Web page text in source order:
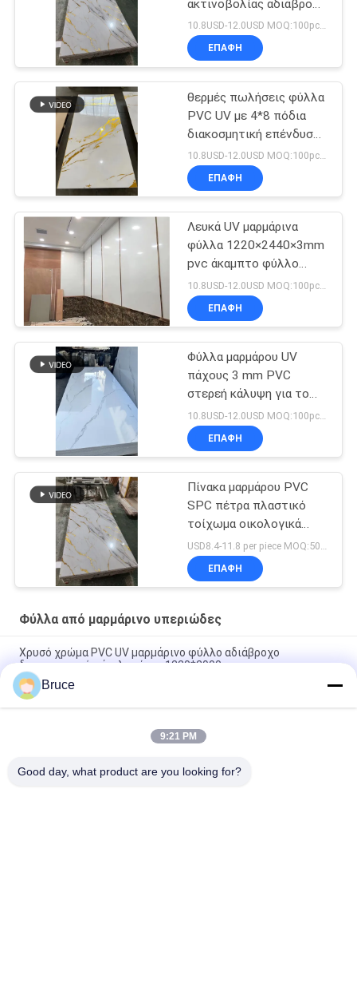
ακτινοβολίας αδιάβροχα
μαρμάρινα τοιχογραφικά
πάνελ υψηλής
γυαλιστερότητας
10.8USD-12.0USD MOQ:100pcs/χρώμα
ΕΠΑΦΉ
θερμές πωλήσεις φύλλα
PVC UV με 4*8 πόδια
διακοσμητική επένδυση
τοίχου
10.8USD-12.0USD MOQ:100pcs/χρώμα
ΕΠΑΦΉ
Λευκά UV μαρμάρινα
φύλλα 1220×2440×3mm
pvc άκαμπτο φύλλο
3mm
10.8USD-12.0USD MOQ:100pcs/χρώμα
ΕΠΑΦΉ
Φύλλα μαρμάρου UV
πάχους 3 mm PVC
στερεή κάλυψη για το
φόντο
ΕΠΑΦΉ
Πίνακα μαρμάρου PVC
SPC πέτρα πλαστικό
τοίχωμα οικολογικά
φιλικό UV επίστρωση
φύλλα μαρμάρου
εσωτερικό τοίχωμα
ΕΠΑΦΉ
Φύλλα από μαρμάρινο υπεριώδες
Χρυσό χρώμα PVC UV μαρμάρινο φύλλο αδιάβροχο
διακοσμητικό πάνελ τοίχου 1220*2900mm
3mm λευκό PVC τοίχωμα 1220*2440mm UV μαρμάρινο
φύλλα
Γυαλιστερό αδιάβροχο μαρμάρινο πάνελ τοίχου με επίστρωση
Bruce
9:21 PM
Good day, what product are you looking for?